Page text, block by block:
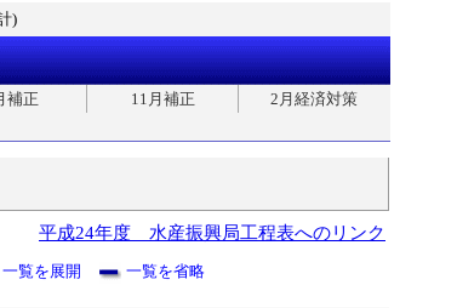
)
補正 11月補正
2月経済対策
平成24年度 水産振興局工程表へのリンク
一覧を展開 一覧を省略